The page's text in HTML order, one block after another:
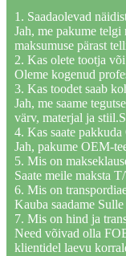
1. Saadaolevad
Jah, me pakume telgi
maksumuse pärast
2. Kas olete tootja
Oleme kogenud
3. Kas toodet saab
Jah, me saame
värv, materjal ja
4. Kas saate
Jah, pakume OEM-
5. Mis on
Saate meile maksta
6. Mis on
Kauba saadame
7. Mis on hind ja
Need võivad olla
klientidel laevu